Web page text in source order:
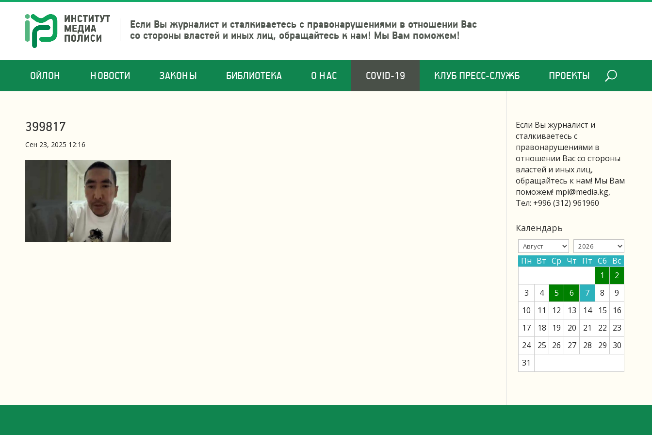
Если Вы журналист и сталкиваетесь с правонарушениями в отношении Вас
со стороны властей и иных лиц, обращайтесь к нам! Мы Вам поможем!
ОЙЛОН НОВОСТИ ЗАКОНЫ БИБЛИОТЕКА О НАС COVID-19 КЛУБ ПРЕСС-СЛУЖБ ПРОЕКТЫ
399817
Сен 23, 2025 12:16
Если Вы журналист и
сталкиваетесь с
правонарушениями в
отношении Вас со стороны
властей и иных лиц,
обращайтесь к нам! Мы Вам
поможем! mpi@media.kg,
Тел: +996 (312) 961960
Календарь
Пн Вт Ср Чт Пт Сб Вс
1
2
3
4 5 6 7 8
9
10
11 12 13 14 15
16
17
18 19 20 21 22
23
24
25 26 27 28 29 30
31